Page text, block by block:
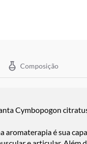
Composição
Cymbopogon
é sua